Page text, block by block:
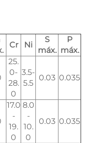
Cr Ni
S
máx.
P
máx.
25.
0-
28.
0
3.5-
5.5
0.03 0.035
17.0
-
19.
0
8.0
-
10.
0
0.03 0.035